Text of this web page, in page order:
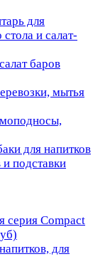
для
и салат-
баров
мытья
для напитков
подставки
серия Compact
для